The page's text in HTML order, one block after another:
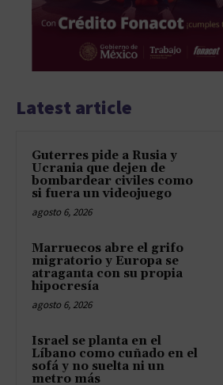
Latest article
Guterres pide a Rusia y
Ucrania que dejen de
bombardear civiles como
si fuera un videojuego
agosto 6, 2026
Marruecos abre el grifo
migratorio y Europa se
atraganta con su propia
hipocresía
agosto 6, 2026
Israel se planta en el
Líbano como cuñado en el
sofá y no suelta ni un
metro más